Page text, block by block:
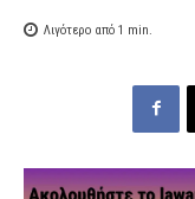
Λιγότερο από 1 min.